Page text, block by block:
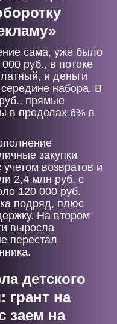
сама, уже было
руб., в потоке
и деньги
набора. В
прямые
в пределах 6% в
закупки
возвратов и
2,4 млн руб. с
120 000 руб.
подряд, плюс
На втором
выросла
перестал
детского
грант на
заем на